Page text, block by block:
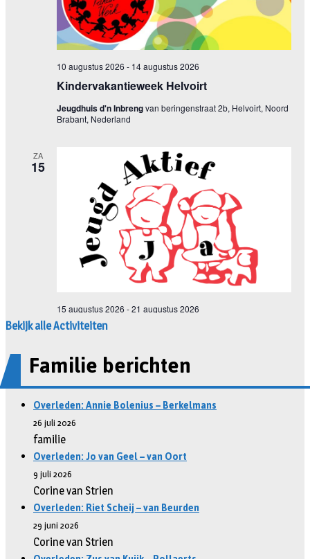
Bekijk alle Activiteiten
Familie berichten
Overleden: Annie Bolenius – Berkelmans
26 juli 2026
familie
Overleden: Jo van Geel – van Oort
9 juli 2026
Corine van Strien
Overleden: Riet Scheij – van Beurden
29 juni 2026
Corine van Strien